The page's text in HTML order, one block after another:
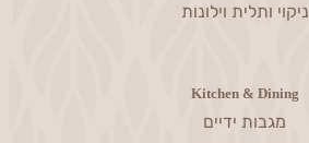
ניקוי ותלית וילונות
Kitchen & Dining
מגבות ידיים